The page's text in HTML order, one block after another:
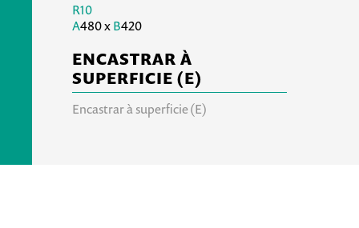
R10
A480 xB420
ENCASTRAR À
SUPERFICIE (E)
Encastrar à superficie (E)